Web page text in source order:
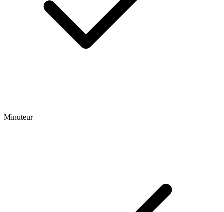
Minuteur